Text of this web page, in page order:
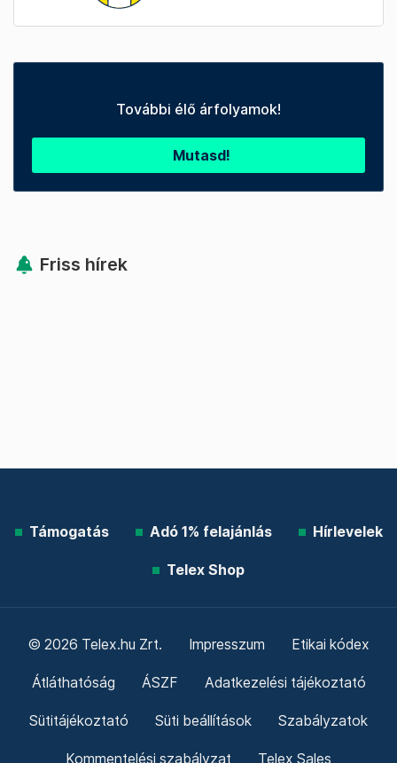
További élő árfolyamok!
Mutasd!
Friss hírek
Támogatás Adó 1% felajánlás Hírlevelek
Telex Shop
© 2026 Telex.hu Zrt. Impresszum Etikai kódex
Átláthatóság ÁSZF Adatkezelési tájékoztató
Sütitájékoztató Süti beállítások Szabályzatok
Kommentelési szabályzat Telex Sales